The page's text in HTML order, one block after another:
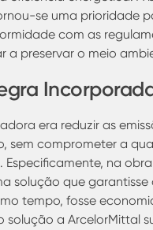
se uma prioridade
com as
a preservar o meio
era reduzir as
sem comprometer a
na
solução que garantisse
tempo, fosse
a ArcelorMittal